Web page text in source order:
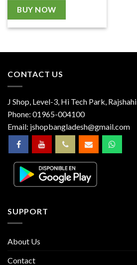
BUY NOW
CONTACT US
J Shop, Level-3, Hi Tech Park, Rajshahi
Phone: 01965-004100
Email: jshopbangladesh@gmail.com
SUPPORT
About Us
Contact